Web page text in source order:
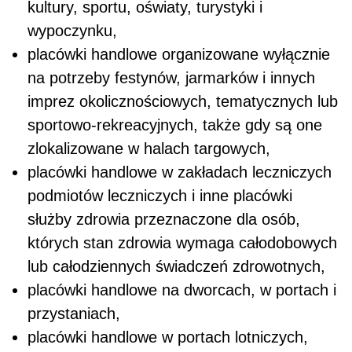
kultury, sportu, oświaty, turystyki i
wypoczynku,
placówki handlowe organizowane wyłącznie
na potrzeby festynów, jarmarków i innych
imprez okolicznościowych, tematycznych lub
sportowo-rekreacyjnych, także gdy są one
zlokalizowane w halach targowych,
placówki handlowe w zakładach leczniczych
podmiotów leczniczych i inne placówki
służby zdrowia przeznaczone dla osób,
których stan zdrowia wymaga całodobowych
lub całodziennych świadczeń zdrowotnych,
placówki handlowe na dworcach, w portach i
przystaniach,
placówki handlowe w portach lotniczych,